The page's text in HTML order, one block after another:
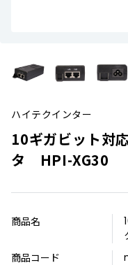
ハイテクインター
10ギガビット対
タ HPI-XG30
商品名
商品コード